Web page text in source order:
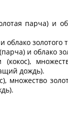
парча) и
и облако
дождь).
множество